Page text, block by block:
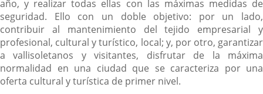
año, y realizar todas ellas con las máximas medidas de
seguridad. Ello con un doble objetivo: por un lado,
contribuir al mantenimiento del tejido empresarial y
profesional, cultural y turístico, local; y, por otro, garantizar
a vallisoletanos y visitantes, disfrutar de la máxima
normalidad en una ciudad que se caracteriza por una
oferta cultural y turística de primer nivel.